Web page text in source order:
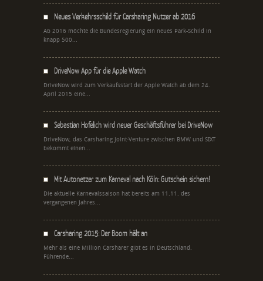
Neues Verkehrsschild für Carsharing Nutzer ab 2016
Ab 2016 möchte die Bundesregierung ein neues Park-Schild in
knapp 500...
DriveNow App für die Apple Watch
DriveNow wird zum Verkaufsstart der Apple Watch ab dem 24.
April 2015 eine...
Sebastian Hofelich wird neuer Geschäftsführer bei DriveNow
DriveNow, das Carsharing Joint-Venture zwischen BMW und SIXT
bekommt einen...
Mit Autonetzer zum Karneval nach Köln: Gutschein sichern!
Die aktuelle Karnevalssaison hat bereits am 11.11. des
vergangenen Jahres...
Carsharing 2015: Der Boom hält an
Mehr als eine Million Carsharer gibt es in Deutschland.
Führende...